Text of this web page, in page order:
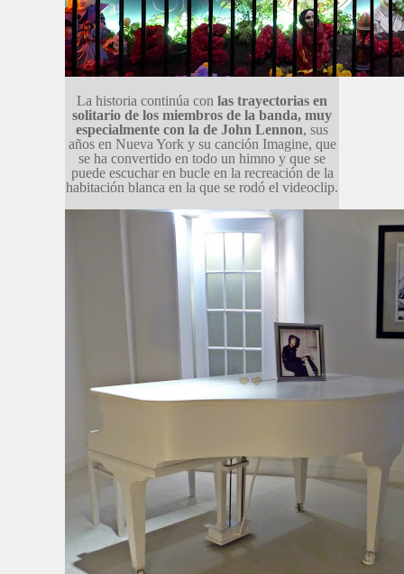
La historia continúa con las trayectorias en
solitario de los miembros de la banda, muy
especialmente con la de John Lennon, sus
años en Nueva York y su canción Imagine, que
se ha convertido en todo un himno y que se
puede escuchar en bucle en la recreación de la
habitación blanca en la que se rodó el videoclip.